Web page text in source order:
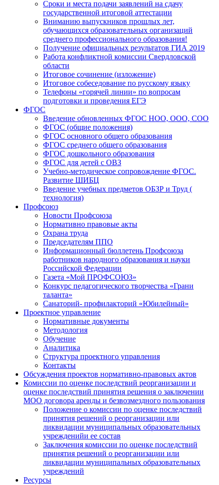
Сроки и места подачи заявлений на сдачу
государственной итоговой аттестации
Вниманию выпускников прошлых лет,
обучающихся образовательных организаций
среднего профессионального образования!
Получение официальных результатов ГИА 2019
Работа конфликтной комиссии Свердловской
области
Итоговое сочинение (изложение)
Итоговое собеседование по русскому языку
Телефоны «горячей линии» по вопросам
подготовки и проведения ЕГЭ
ФГОС
Введение обновленных ФГОС НОО, ООО, СОО
ФГОС (общие положения)
ФГОС основного общего образования
ФГОС среднего общего образования
ФГОС дошкольного образования
ФГОС для детей с ОВЗ
Учебно-методическое сопровождение ФГОС.
Развитие ШИБЦ
Введение учебных предметов ОБЗР и Труд (
технология)
Профсоюз
Новости Профсоюза
Нормативно правовые акты
Охрана труда
Председателям ППО
Информационный бюллетень Профсоюза
работников народного образования и науки
Российской Федерации
Газета «Мой ПРОФСОЮЗ»
Конкурс педагогического творчества «Грани
таланта»
Санаторий- профилакторий «Юбилейный»
Проектное управление
Нормативные документы
Методология
Обучение
Аналитика
Структура проектного управления
Контакты
Обсуждения проектов нормативно-правовых актов
Комиссии по оценке последствий реорганизации и
оценке последствий принятия решения о заключении
МОО договора аренды и безвозмездного пользования
Положение о комиссии по оценке последствий
принятия решений о реорганизации или
ликвидации муниципальных образовательных
учрежденийи ее состав
Заключения комиссии по оценке последствий
принятия решений о реорганизации или
ликвидации муниципальных образовательных
учреждений
Ресурсы